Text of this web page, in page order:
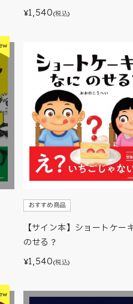
¥1,540(税込)
おすすめ商品
【サイン本】ショートケー
のせる？
¥1,540(税込)